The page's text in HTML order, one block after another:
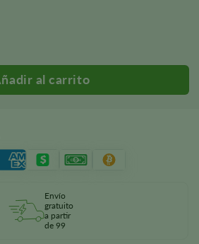
Envío
gratuito
a partir
de 99